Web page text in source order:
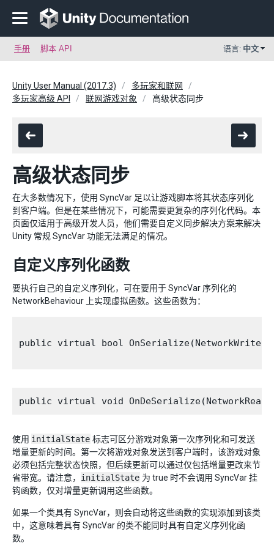
手册 脚本 API 语言: 中文
Unity User Manual (2017.3)
多玩家和联网
多玩家高级 API
联网游戏对象 高级状态同步
高级状态同步
在大多数情况下，使用 SyncVar 足以让游戏脚本将其状态序列化
到客户端。但是在某些情况下，可能需要更复杂的序列化代码。本
页面仅适用于高级开发人员，他们需要自定义同步解决方案来解决
Unity 常规 SyncVar 功能无法满足的情况。
自定义序列化函数
要执行自己的自定义序列化，可在要用于 SyncVar 序列化的
NetworkBehaviour 上实现虚拟函数。这些函数为：
public virtual bool
使用 initialState 标志可区分游戏对象第一次序列化和可发送
增量更新的时间。第一次将游戏对象发送到客户端时，该游戏对象
必须包括完整状态快照，但后续更新可以通过仅包括增量更改来节
省带宽。请注意， initialState 为 true 时不会调用 SyncVar 挂
钩函数，仅对增量更新调用这些函数。
如果一个类具有 SyncVar，则会自动将这些函数的实现添加到该类
中，这意味着具有 SyncVar 的类不能同时具有自定义序列化函
数。